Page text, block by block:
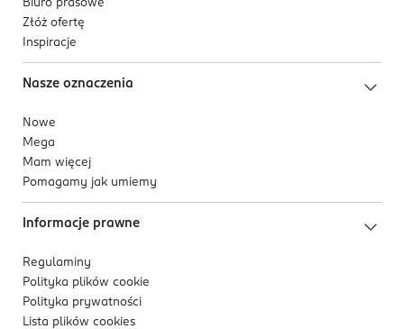
Biuro prasowe
Złóż ofertę
Inspiracje
Nasze oznaczenia
Nowe
Mega
Mam więcej
Pomagamy jak umiemy
Informacje prawne
Regulaminy
Polityka plików cookie
Polityka prywatności
Lista plików cookies